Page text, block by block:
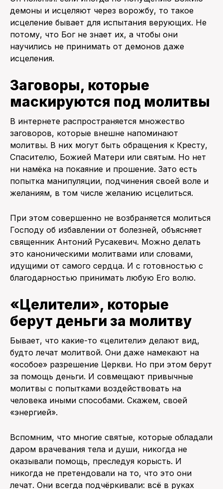
демоны и исцеляют через ворожбу, то такое
исцеление бывает для испытания верующих. Не
потому, что Бог не знает их, а чтобы они
научились не принимать от демонов даже
исцеления.
Заговоры, которые
маскируются под молитвы
В интернете распространяется множество
заговоров, которые внешне напоминают
молитвы. В них могут быть обращения к Кресту,
Спасителю, Божией Матери или святым. Но нет
ни намёка на покаяние и прошение. Зато есть
попытка манипуляции, подчинения своей воле и
желаниям, в том числе желанию исцелиться.
При этом совершенно не возбраняется молиться
Господу об избавлении от болезней, объясняет
священник Антоний Русакевич. Можно делать
это каноническими молитвами или словами,
идущими от самого сердца. И с готовностью с
благодарностью принимать любую Его волю.
«Целители», которые
берут деньги за молитву
Бывает, что какие-то «целители» делают вид,
будто лечат молитвой. Они даже намекают на
«особое» разрешение Церкви. Но при этом берут
за помощь деньги. И совмещают привычные
молитвы с попытками воздействовать на
человека иными способами. Скажем, своей
«энергией».
Вспомним, что многие святые, которые обладали
даром врачевания тела и души, никогда не
оказывали помощь, преследуя корысть. И
никогда не претендовали на то, что это они
лечат. Они всегда подчёркивали: всё в руках